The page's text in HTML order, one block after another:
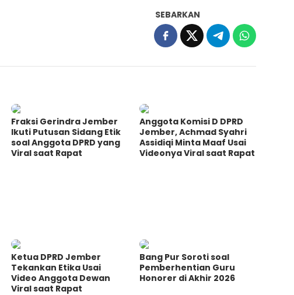
SEBARKAN
Fraksi Gerindra Jember
Ikuti Putusan Sidang Etik
soal Anggota DPRD yang
Viral saat Rapat
Anggota Komisi D DPRD
Jember, Achmad Syahri
Assidiqi Minta Maaf Usai
Videonya Viral saat Rapat
Ketua DPRD Jember
Tekankan Etika Usai
Video Anggota Dewan
Viral saat Rapat
Bang Pur Soroti soal
Pemberhentian Guru
Honorer di Akhir 2026